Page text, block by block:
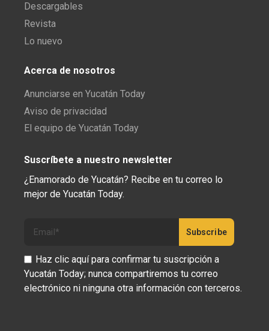
Descargables
Revista
Lo nuevo
Acerca de nosotros
Anunciarse en Yucatán Today
Aviso de privacidad
El equipo de Yucatán Today
Suscríbete a nuestro newsletter
¿Enamorado de Yucatán? Recibe en tu correo lo
mejor de Yucatán Today.
Haz clic aquí para confirmar tu suscripción a
Yucatán Today; nunca compartiremos tu correo
electrónico ni ninguna otra información con terceros.